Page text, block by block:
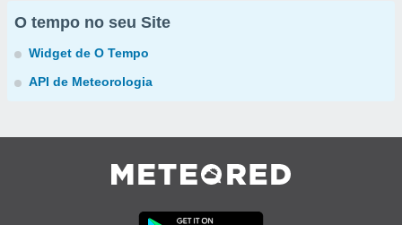
O tempo no seu Site
Widget de O Tempo
API de Meteorologia